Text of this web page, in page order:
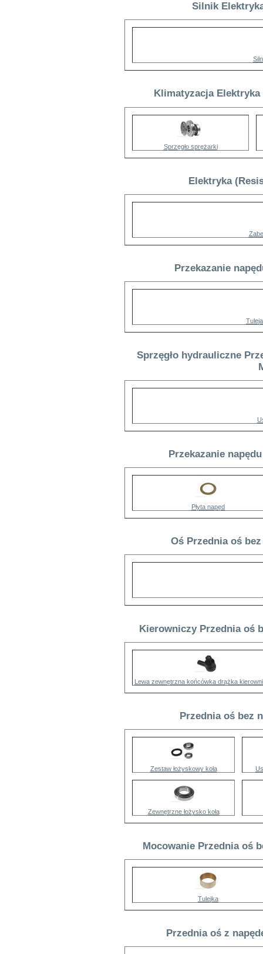
Silnik
Klimatyzacja
Sprzęgło sprężarki
Elektryka
Przekazanie
Sprzęgło hydrauliczne
Przekazanie
Płyta napęd
Oś Przednia oś
Kierowniczy Przednia oś
Lewa zewnętrzna końcówka drążka
Przednia oś bez
Zestaw łożyskowy koła
Zewnętrzne łożysko koła
Mocowanie Przednia oś
Tulejka
Przednia oś z